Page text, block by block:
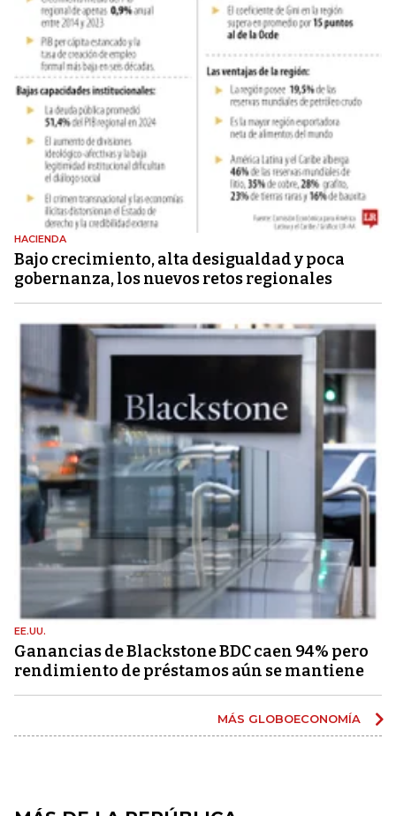
HACIENDA
Bajo crecimiento, alta desigualdad y poca
gobernanza, los nuevos retos regionales
EE.UU.
Ganancias de Blackstone BDC caen 94% pero
rendimiento de préstamos aún se mantiene
MÁS GLOBOECONOMÍA